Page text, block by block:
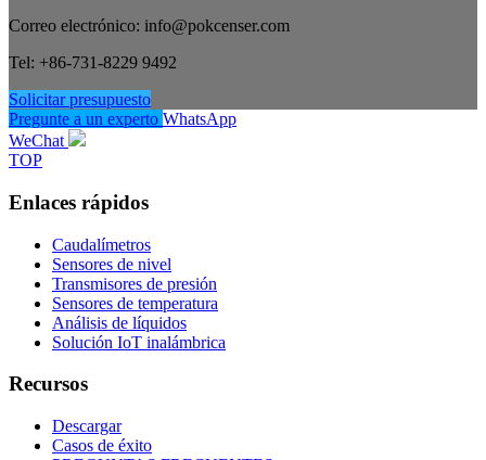
Correo electrónico: info@pokcenser.com
Tel: +86-731-8229 9492
Solicitar presupuesto
Pregunte a un experto WhatsApp
WeChat
TOP
Enlaces rápidos
Caudalímetros
Sensores de nivel
Transmisores de presión
Sensores de temperatura
Análisis de líquidos
Solución IoT inalámbrica
Recursos
Descargar
Casos de éxito